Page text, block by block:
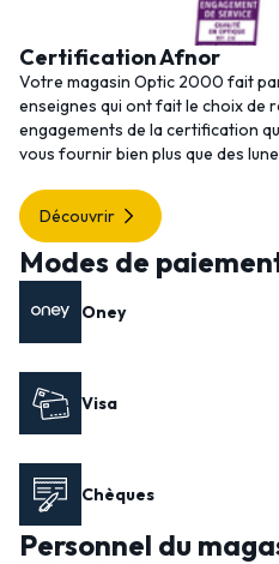
Certification Afnor
Votre magasin Optic 2000 fait
enseignes qui ont fait le choix de
engagements de la certification
vous fournir bien plus que des
Découvrir
Modes de
Oney
Visa
Chèques
Personnel du